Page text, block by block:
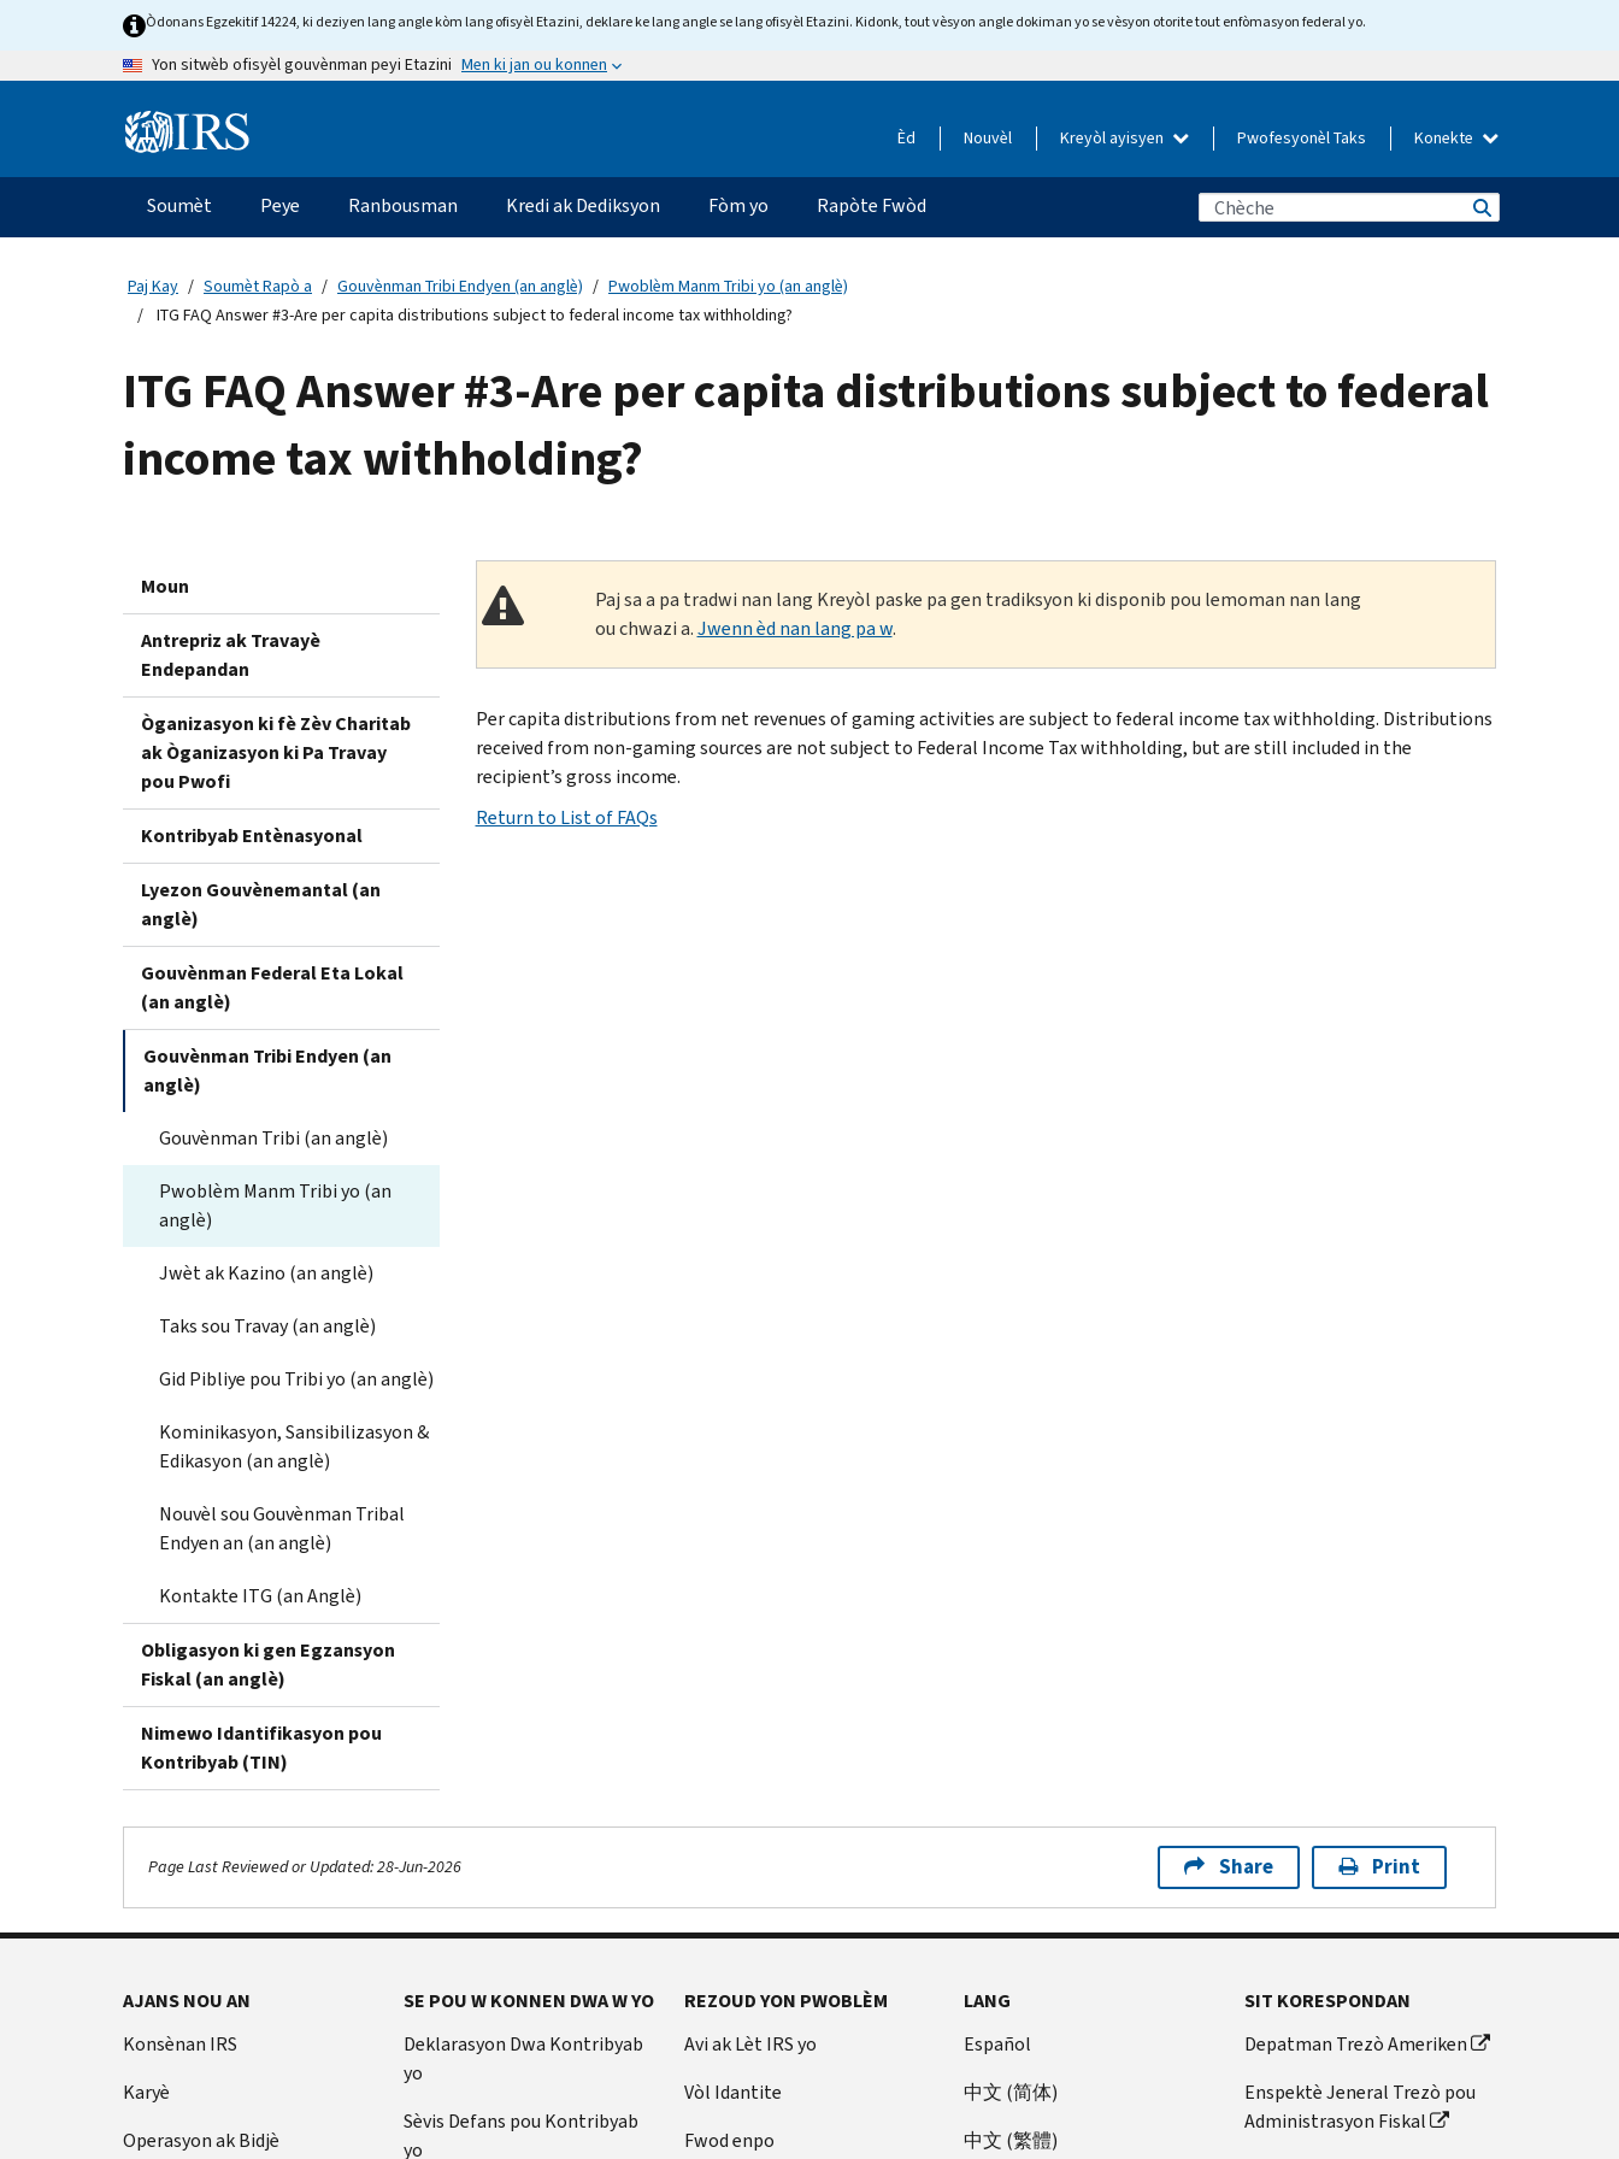
Òdonans Egzekitif 14224, ki deziyen lang angle kòm lang ofisyèl Etazini, deklare ke lang angle se lang ofisyèl Etazini. Kidonk, tout vèsyon angle dokiman yo se vèsyon otorite tout enfòmasyon federal yo.
Yon sitwèb ofisyèl gouvènman peyi Etazini Men ki jan ou konnen
Information Èd Nouvèl Kreyòl ayisyen Pwofesyonèl Taks Konekte
Navigasyon
prensipal
Soumèt Peye Ranbousman Kredi ak Dediksyon Fòm yo Rapòte Fwòd
Paj Kay Soumèt Rapò a Gouvènman Tribi Endyen (an anglè)
Pwoblèm Manm Tribi yo (an anglè)
ITG FAQ Answer #3-Are per capita distributions subject to federal income tax withholding?
ITG FAQ Answer #3-Are per capita distributions subject to federal
income tax withholding?
Moun
Antrepriz ak Travayè
Endepandan
Òganizasyon ki fè Zèv Charitab
ak Òganizasyon ki Pa Travay
pou Pwofi
Kontribyab Entènasyonal
Lyezon Gouvènemantal (an
anglè)
Gouvènman Federal Eta Lokal
(an anglè)
Gouvènman Tribi Endyen (an
anglè)
Gouvènman Tribi (an anglè)
Pwoblèm Manm Tribi yo (an
anglè)
Jwèt ak Kazino (an anglè)
Taks sou Travay (an anglè)
Gid Pibliye pou Tribi yo (an anglè)
Kominikasyon, Sansibilizasyon &
Edikasyon (an anglè)
Nouvèl sou Gouvènman Tribal
Endyen an (an anglè)
Kontakte ITG (an Anglè)
Obligasyon ki gen Egzansyon
Fiskal (an anglè)
Nimewo Idantifikasyon pou
Kontribyab (TIN)
Paj sa a pa tradwi nan lang Kreyòl paske pa gen tradiksyon ki disponib pou lemoman nan lang
ou chwazi a.Jwenn èd nan lang pa w.
Per capita distributions from net revenues of gaming activities are subject to federal income tax withholding. Distributions
received from non-gaming sources are not subject to Federal Income Tax withholding, but are still included in the
recipient’s gross income.
Return to List of FAQs
Page Last Reviewed or Updated: 28-Jun-2026 Share Print
AJANS NOU AN
Konsènan IRS
Karyè
Operasyon ak Bidjè
SE POU W KONNEN DWA W YO
Deklarasyon Dwa Kontribyab
yo
Sèvis Defans pou Kontribyab
yo
REZOUD YON PWOBLÈM
Avi ak Lèt IRS yo
Vòl Idantite
Fwod enpo
LANG
Español
中文 (简体)
中文 (繁體)
SIT KORESPONDAN
Depatman Trezò Ameriken
Enspektè Jeneral Trezò pou
Administrasyon Fiskal